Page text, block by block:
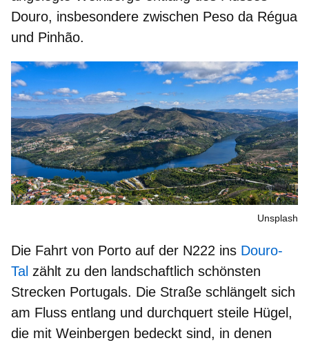
Douro, insbesondere zwischen Peso da Régua
und Pinhão.
Unsplash
Die Fahrt von Porto auf der N222 ins Douro-
Tal zählt zu den landschaftlich schönsten
Strecken Portugals. Die Straße schlängelt sich
am Fluss entlang und durchquert steile Hügel,
die mit Weinbergen bedeckt sind, in denen